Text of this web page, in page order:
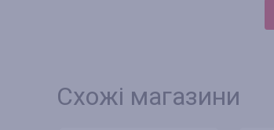
Схожі магазини